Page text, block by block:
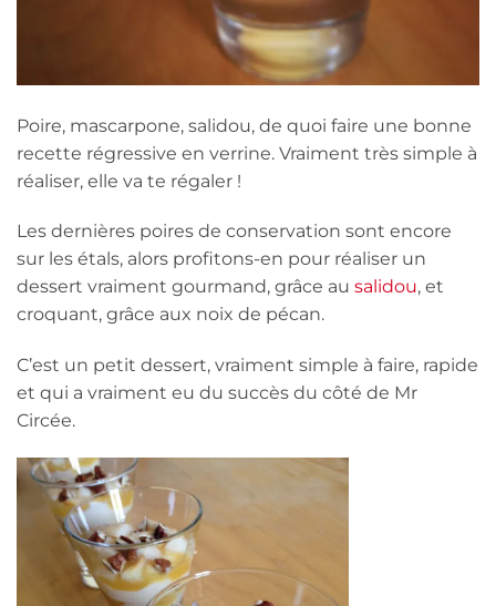
Poire, mascarpone, salidou, de quoi faire une bonne
recette régressive en verrine. Vraiment très simple à
réaliser, elle va te régaler !
Les dernières poires de conservation sont encore
sur les étals, alors profitons-en pour réaliser un
dessert vraiment gourmand, grâce au salidou, et
croquant, grâce aux noix de pécan.
C’est un petit dessert, vraiment simple à faire, rapide
et qui a vraiment eu du succès du côté de Mr
Circée.